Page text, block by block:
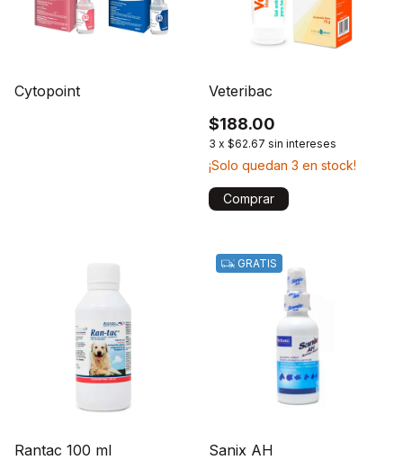
Cytopoint Veteribac
$188.00
3 x $62.67 sin intereses
¡Solo quedan 3 en stock!
Rantac 100 ml
GRATIS
Sanix AH